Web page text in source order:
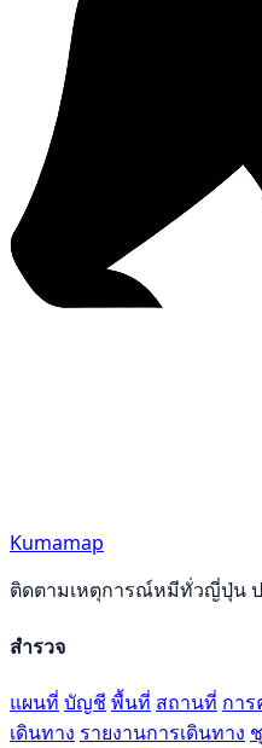
Kumamap
ติดตามเหตุการณ์หมีทั่วญี่ปุ่น
สำรวจ
แผนที่ บัญชี พื้นที่ สถานที่ กา
เดินทาง รายงานการเดินทาง